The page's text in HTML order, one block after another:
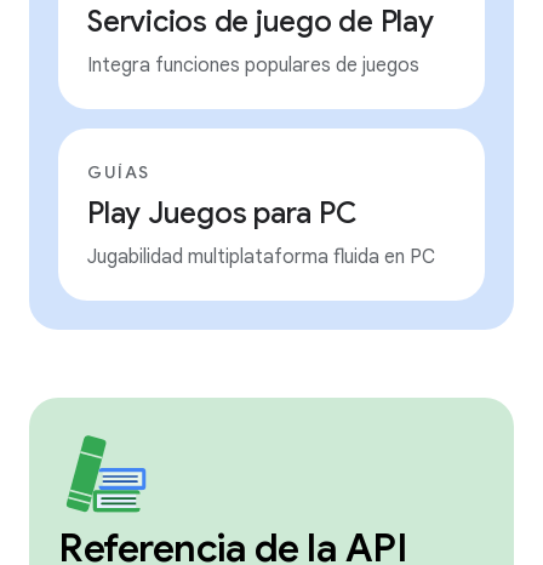
Servicios de juego de Play
Integra funciones populares de juegos
GUÍAS
Play Juegos para PC
Jugabilidad multiplataforma fluida en PC
Referencia de la API